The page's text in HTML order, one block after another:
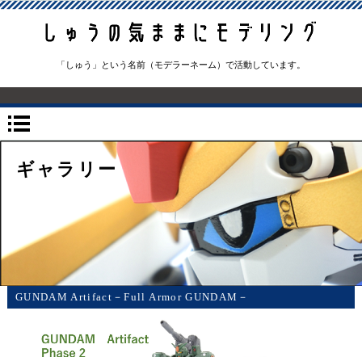
「しゅう」という名前（モデラーネーム）で活動しています。
ギャラリー
GUNDAM Artifact－Full Armor GUNDAM－